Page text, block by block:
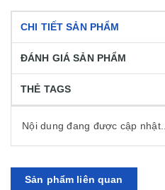
CHI TIẾT SẢN PHẨM
ĐÁNH GIÁ SẢN PHẨM
THẺ TAGS
Nội dung đang được cập nhật...
Sản phẩm liên quan